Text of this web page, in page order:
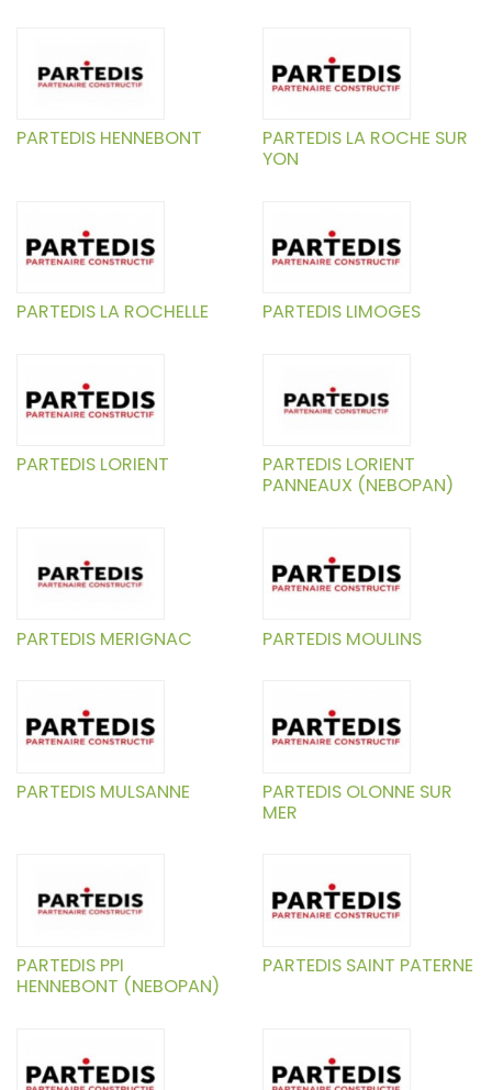
PARTEDIS HENNEBONT
PARTEDIS LA ROCHE SUR
YON
PARTEDIS LA ROCHELLE PARTEDIS LIMOGES
PARTEDIS LORIENT
PARTEDIS LORIENT
PANNEAUX (NEBOPAN)
PARTEDIS MERIGNAC PARTEDIS MOULINS
PARTEDIS MULSANNE
PARTEDIS OLONNE SUR
MER
PARTEDIS PPI
HENNEBONT (NEBOPAN)
PARTEDIS SAINT PATERNE